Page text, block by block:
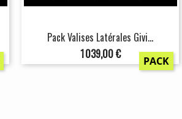
Pack Valises Latérales Givi...
Prix
1 039,00 € PACK